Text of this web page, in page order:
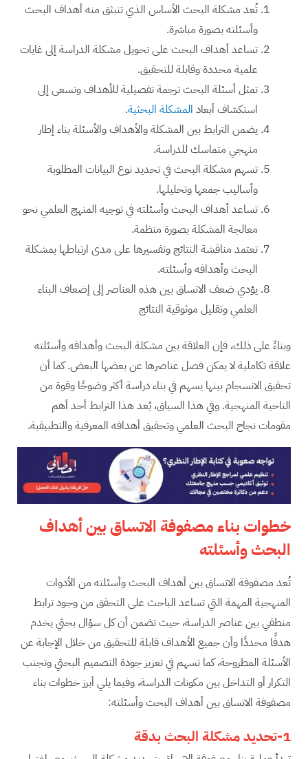
تُعد مشكلة البحث الأساس الذي تنبثق منه أهداف البحث
وأسئلته بصورة مباشرة.
تساعد أهداف البحث على تحويل مشكلة الدراسة إلى غايات
علمية محددة وقابلة للتحقيق.
تمثل أسئلة البحث ترجمة تفصيلية للأهداف وتسعى إلى
استكشاف أبعاد المشكلة البحثية.
يضمن الترابط بين المشكلة والأهداف والأسئلة بناء إطار
منهجي متماسك للدراسة.
تسهم مشكلة البحث في تحديد نوع البيانات المطلوبة
وأساليب جمعها وتحليلها.
تساعد أهداف البحث وأسئلته في توجيه المنهج العلمي نحو
معالجة المشكلة بصورة منظمة.
تعتمد مناقشة النتائج وتفسيرها على مدى ارتباطها بمشكلة
البحث وأهدافه وأسئلته.
يؤدي ضعف الاتساق بين هذه العناصر إلى إضعاف البناء
العلمي وتقليل موثوقية النتائج
وبناءً على ذلك، فإن العلاقة بين مشكلة البحث وأهدافه وأسئلته
علاقة تكاملية لا يمكن فصل عناصرها عن بعضها البعض. كما أن
تحقيق الانسجام بينها يسهم في بناء دراسة أكثر وضوحًا وقوة من
الناحية المنهجية. وفي هذا السياق، يُعد هذا الترابط أحد أهم
مقومات نجاح البحث العلمي وتحقيق أهدافه المعرفية والتطبيقية.
خطوات بناء مصفوفة الاتساق بين أهداف
البحث وأسئلته
تُعد مصفوفة الاتساق بين أهداف البحث وأسئلته من الأدوات
المنهجية المهمة التي تساعد الباحث على التحقق من وجود ترابط
منطقي بين عناصر الدراسة، حيث تضمن أن كل سؤال بحثي يخدم
هدفًا محددًا وأن جميع الأهداف قابلة للتحقيق من خلال الإجابة عن
الأسئلة المطروحة، كما تسهم في تعزيز جودة التصميم البحثي وتجنب
التكرار أو التداخل بين مكونات الدراسة، وفيما يلي أبرز خطوات بناء
مصفوفة الاتساق بين أهداف البحث وأسئلته:
1-تحديد مشكلة البحث بدقة